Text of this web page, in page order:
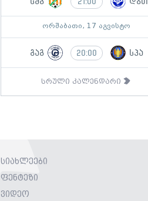
ორშაბათი, 17 აგვისტო
გაგ 20:00 სპა
სრული კალენდარი
სიახლეები
ფენტეზი
ვიდეო